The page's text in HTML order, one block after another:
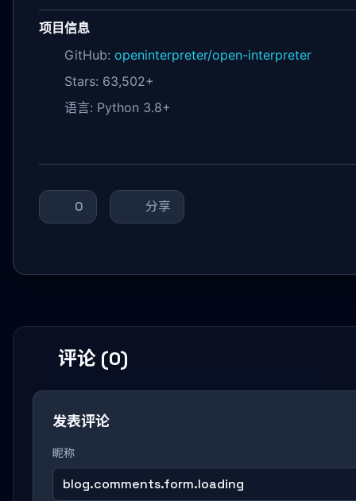
项目信息
GitHub: openinterpreter/open-interpreter
Stars: 63,502+
语言: Python 3.8+
0 分享
评论 (0)
发表评论
昵称
blog.comments.form.loading